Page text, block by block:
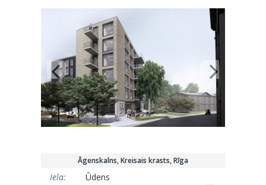
Āgenskalns, Kreisais krasts, Rīga
Iela:
Ūdens